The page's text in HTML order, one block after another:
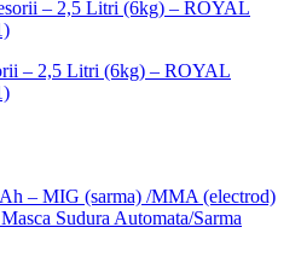
– 2,5 Litri (6kg) – ROYAL